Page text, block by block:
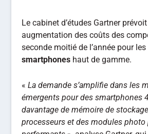
Le cabinet d’études Gartner
augmentation des coûts des
seconde moitié de l’année pour
smartphones haut de gamme.
«La demande s’amplifie dans les
émergents pour des smartphones
davantage de mémoire de
processeurs et des modules photo